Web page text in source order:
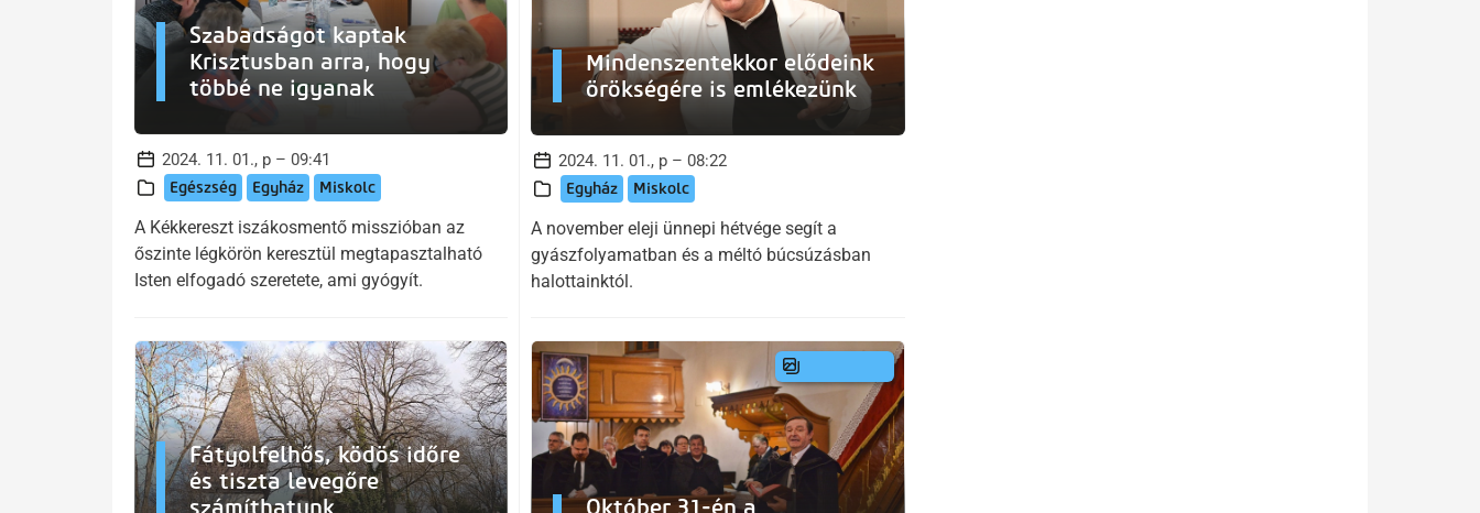
Szabadságot kaptak
Krisztusban arra, hogy
többé ne igyanak
2024. 11. 01., p – 09:41
Egészség Egyház Miskolc
A Kékkereszt iszákosmentő misszióban az
őszinte légkörön keresztül megtapasztalható
Isten elfogadó szeretete, ami gyógyít.
Mindenszentekkor elődeink
örökségére is emlékezünk
2024. 11. 01., p – 08:22
Egyház Miskolc
A november eleji ünnepi hétvége segít a
gyászfolyamatban és a méltó búcsúzásban
halottainktól.
Fátyolfelhős, ködös időre
és tiszta levegőre
számíthatunk